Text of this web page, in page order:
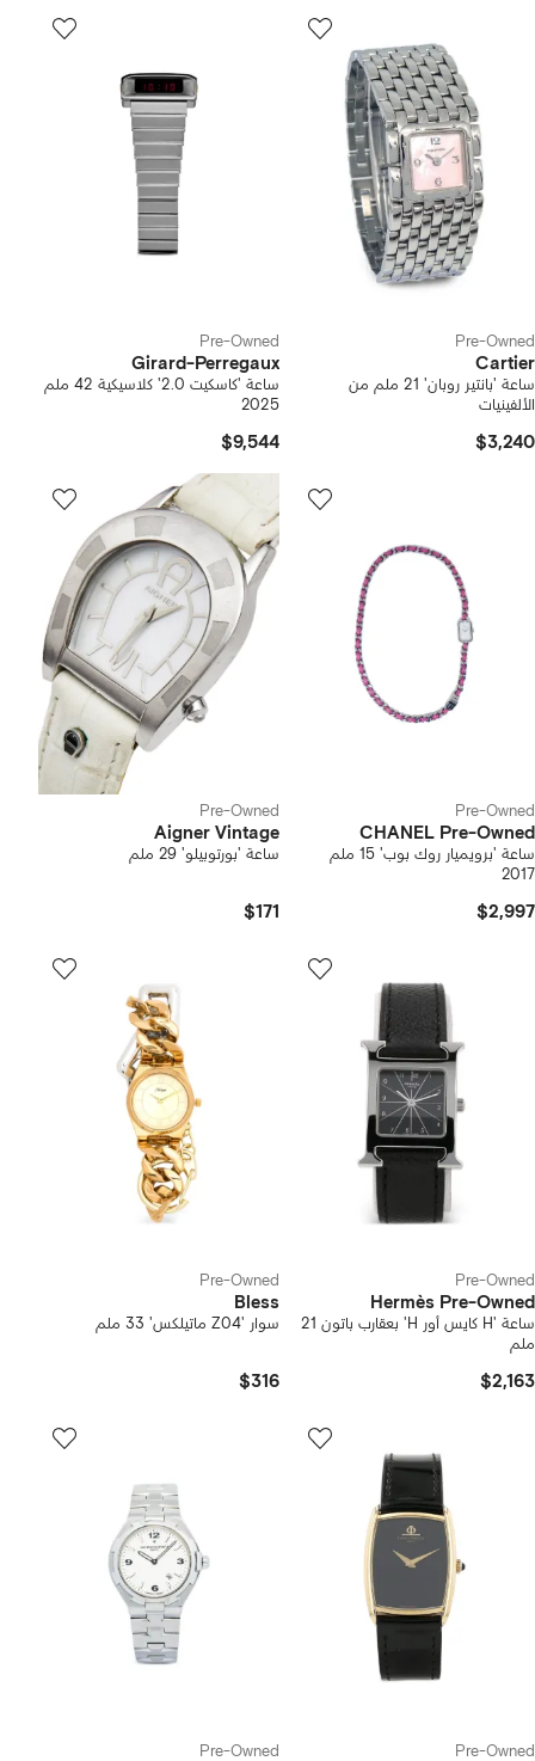
Pre-Owned
Cartier
ساعة 'بانتير روبان' 21 ملم من
الألفينيات
$3,240
Pre-Owned
Girard-Perregaux
ساعة 'كاسكيت 2.0' كلاسيكية 42 ملم
2025
$9,544
Pre-Owned
CHANEL Pre-Owned
ساعة 'برويميار روك بوب' 15 ملم
2017
$2,997
Pre-Owned
Aigner Vintage
ساعة 'بورتوبيلو' 29 ملم
$171
Pre-Owned
Hermès Pre-Owned
ساعة 'H كايس أور H' بعقارب باتون 21
ملم
$2,163
Pre-Owned
Bless
سوار 'Z04 ماتيلكس' 33 ملم
$316
Pre-Owned
Pre-Owned